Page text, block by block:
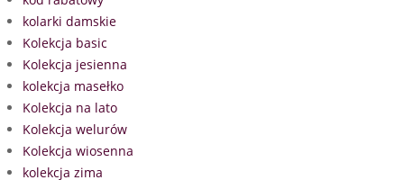
kolarki damskie
Kolekcja basic
Kolekcja jesienna
kolekcja masełko
Kolekcja na lato
Kolekcja welurów
Kolekcja wiosenna
kolekcja zima